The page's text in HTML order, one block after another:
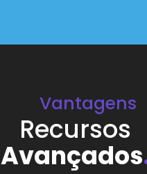
Vantagens
Recursos
Avançados